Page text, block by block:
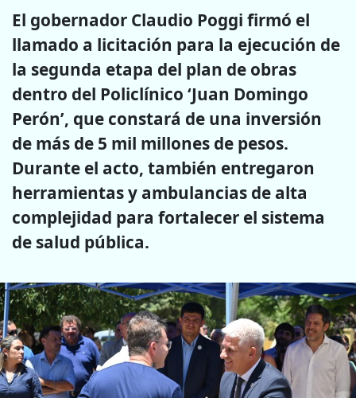
El gobernador Claudio Poggi firmó el
llamado a licitación para la ejecución de
la segunda etapa del plan de obras
dentro del Policlínico ‘Juan Domingo
Perón’, que constará de una inversión
de más de 5 mil millones de pesos.
Durante el acto, también entregaron
herramientas y ambulancias de alta
complejidad para fortalecer el sistema
de salud pública.